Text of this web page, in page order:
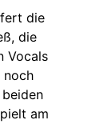
die
die
Vocals
noch
am